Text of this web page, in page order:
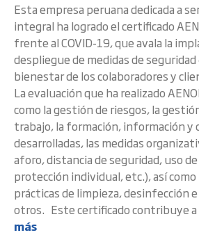
Esta empresa peruana dedicada a
integral ha logrado el certificado
frente al COVID-19, que avala la
despliegue de medidas de
bienestar de los colaboradores y
La evaluación que ha realizado
como la gestión de riesgos, la
trabajo, la formación, información y
desarrolladas, las medidas
aforo, distancia de seguridad, uso
protección individual, etc.), así como
prácticas de limpieza, desinfección
otros. Este certificado contribuye a
más